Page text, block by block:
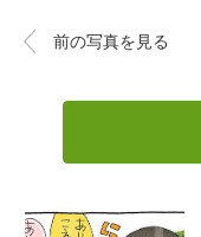
前の写真を見る